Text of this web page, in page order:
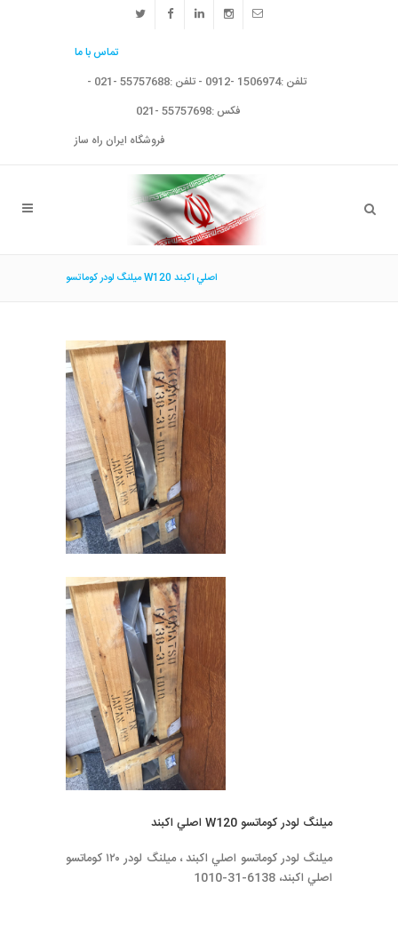
تماس با ما
تلفن :1506974 -0912 - تلفن :55757688 -021 -
فکس :55757698 -021
فروشگاه ایران راه ساز
ميلنگ لودر كوماتسو W120 اصلي اكبند
ميلنگ لودر كوماتسو W120 اصلي اكبند
ميلنگ لودر كوماتسو اصلي اكبند ، ميلنگ لودر ١٢٠ كوماتسو
اصلي اكبند، 6138-31-1010